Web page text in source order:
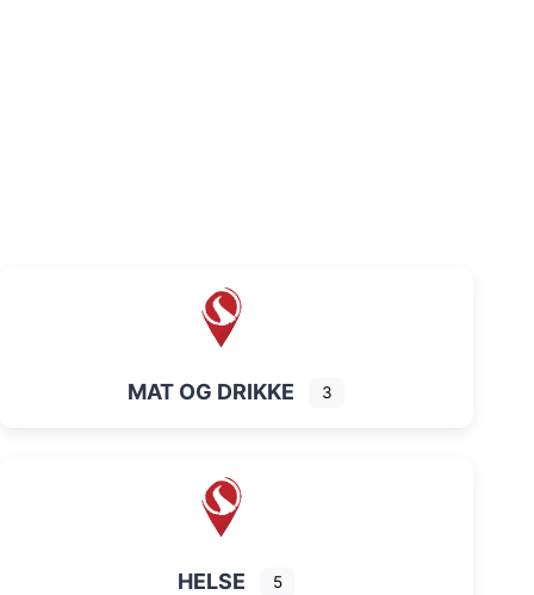
MAT OG DRIKKE 3
HELSE 5